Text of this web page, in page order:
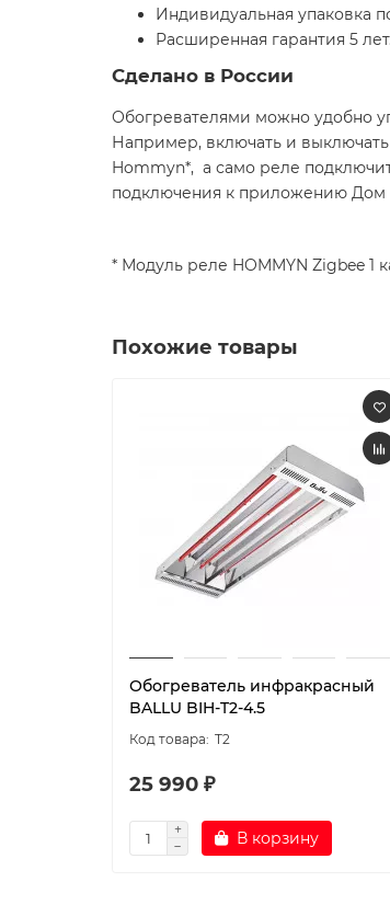
Индивидуальная упаковка
Расширенная гарантия 5 лет.
Сделано в России
Обогревателями можно удобно
Например, включать и
Hommyn*, а само реле
подключения к приложению Дом
* Модуль реле HOMMYN Zigbee 1
Похожие товары
Обогреватель инфракрасный
BALLU BIH-T2-4.5
T2
25 990 ₽
В корзину